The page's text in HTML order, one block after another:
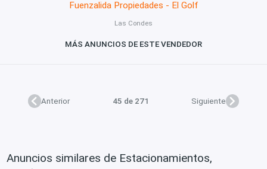
Fuenzalida Propiedades - El Golf
Las Condes
MÁS ANUNCIOS DE ESTE VENDEDOR
Anterior 45 de 271 Siguiente
Anuncios similares de Estacionamientos,